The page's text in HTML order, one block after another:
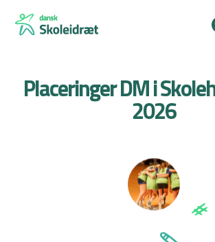
Placeringer DM i
2026